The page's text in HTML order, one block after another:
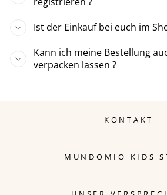
Ist der Einkauf bei euch im
Kann ich meine Bestellung
verpacken lassen ?
KONTAKT
MUNDOMIO KIDS